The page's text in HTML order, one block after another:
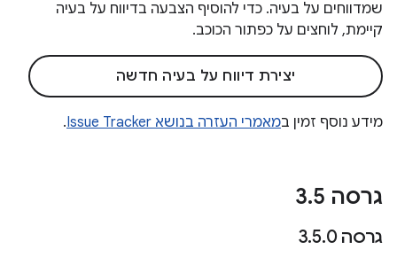
שמדווחים על בעיה. כדי להוסיף הצבעה בדיווח על בעיה
קיימת, לוחצים על כפתור הכוכב.
יצירת דיווח על בעיה חדשה
מידע נוסף זמין במאמרי העזרה בנושא Issue Tracker .
גרסה 3 .5
גרסה 3 .5.0